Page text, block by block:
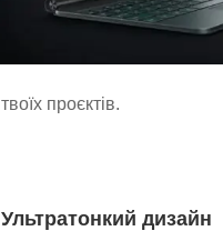
твоїх проєктів.
Ультратонкий дизайн